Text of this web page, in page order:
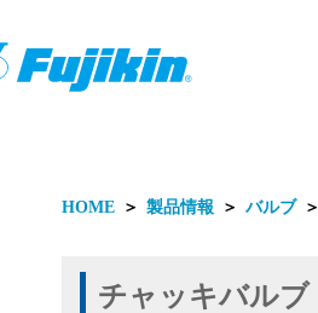
製品情報
HOME ＞ 製品情報 ＞ バルブ ＞
チャッキバルブ